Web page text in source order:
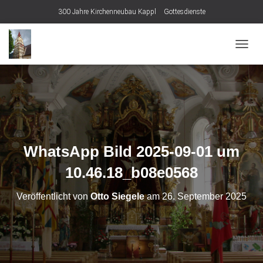
300 Jahre Kirchenneubau Kappl Gottesdienste
A
V
G
A
T
I
O
N
U
M
S
C
H
L
T
E
WhatsApp Bild 2025-09-01 um
10.46.18_b08e0568
Veröffentlicht von Otto Siegeleam26. September 2025